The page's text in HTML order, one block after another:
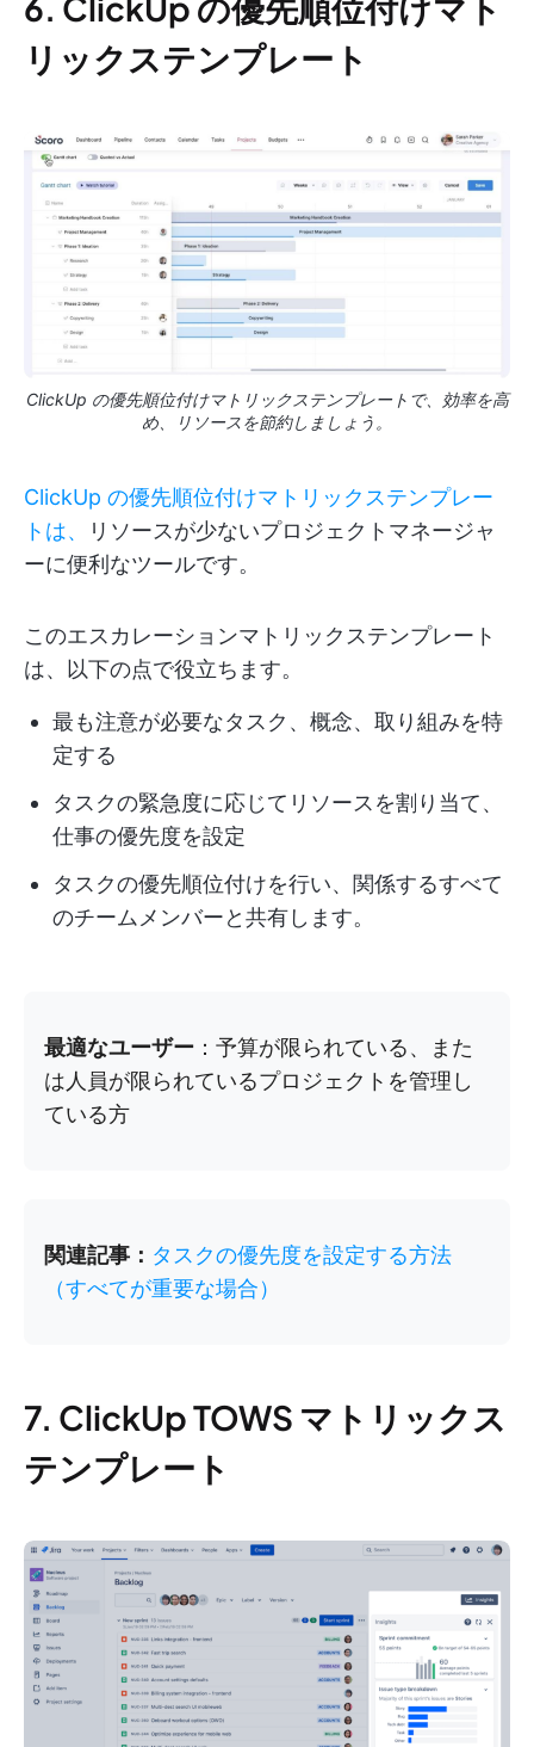
リックステンプレート
ClickUp の優先順位付けマトリックステンプレートで、効率を高
め、リソースを節約しましょう。
ClickUp の優先順位付けマトリックステンプレー
トは、
リソースが少ないプロジェクトマネージャ
ーに便利なツールです。
このエスカレーションマトリックステンプレート
は、以下の点で役立ちます。
最も注意が必要なタスク、概念、取り組みを特
定する
タスクの緊急度に応じてリソースを割り当て、
仕事の優先度を設定
タスクの優先順位付けを行い、関係するすべて
のチームメンバーと共有します。
最適なユーザー ：予算が限られている、また
は人員が限られているプロジェクトを管理し
ている方
関連記事： タスクの優先度を設定する方法
（すべてが重要な場合）
7. ClickUp TOWS マトリックス
テンプレート